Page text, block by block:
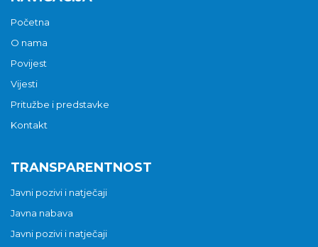
Početna
O nama
Povijest
Vijesti
Pritužbe i predstavke
Kontakt
TRANSPARENTNOST
Javni pozivi i natječaji
Javna nabava
Javni pozivi i natječaji